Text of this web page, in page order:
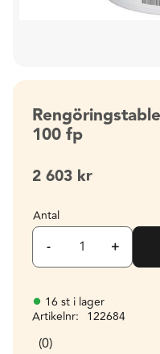
100 fp
2 603 kr
Antal
+
-
16 st i lager
Artikelnr
122684
0